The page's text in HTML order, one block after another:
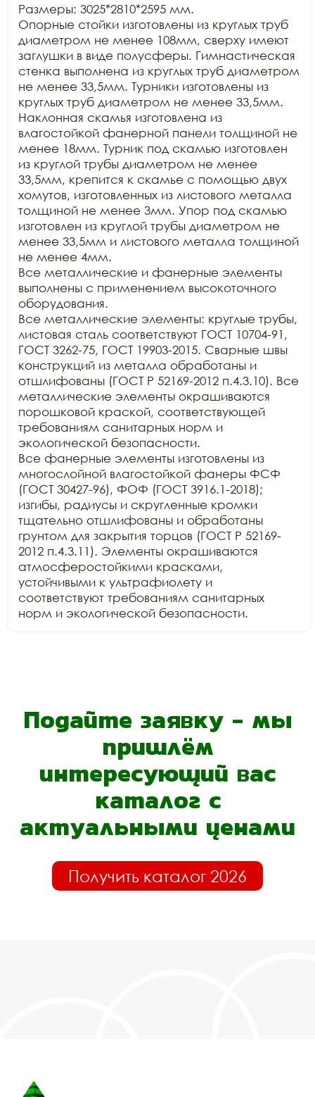
Размеры: 3025*2810*2595 мм.
Опорные стойки изготовлены из круглых труб
диаметром не менее 108мм, сверху имеют
заглушки в виде полусферы. Гимнастическая
стенка выполнена из круглых труб диаметром
не менее 33,5мм. Турники изготовлены из
круглых труб диаметром не менее 33,5мм.
Наклонная скамья изготовлена из
влагостойкой фанерной панели толщиной не
менее 18мм. Турник под скамью изготовлен
из круглой трубы диаметром не менее
33,5мм, крепится к скамье с помощью двух
хомутов, изготовленных из листового металла
толщиной не менее 3мм. Упор под скамью
изготовлен из круглой трубы диаметром не
менее 33,5мм и листового металла толщиной
не менее 4мм.
Все металлические и фанерные элементы
выполнены с применением высокоточного
оборудования.
Все металлические элементы: круглые трубы,
листовая сталь соответствуют ГОСТ 10704-91,
ГОСТ 3262-75, ГОСТ 19903-2015. Сварные швы
конструкций из металла обработаны и
отшлифованы (ГОСТ Р 52169-2012 п.4.3.10). Все
металлические элементы окрашиваются
порошковой краской, соответствующей
требованиям санитарных норм и
экологической безопасности.
Все фанерные элементы изготовлены из
многослойной влагостойкой фанеры ФСФ
(ГОСТ 30427-96), ФОФ (ГОСТ 3916.1-2018);
изгибы, радиусы и скругленные кромки
тщательно отшлифованы и обработаны
грунтом для закрытия торцов (ГОСТ Р 52169-
2012 п.4.3.11). Элементы окрашиваются
атмосферостойкими красками,
устойчивыми к ультрафиолету и
соответствуют требованиям санитарных
Подайте заявку - мы
пришлём
интересующий вас
каталог с
актуальными ценами
Получить каталог 2026